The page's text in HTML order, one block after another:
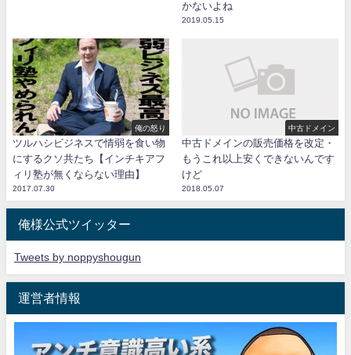
かないよね
2019.05.15
俺の怒り
ツルハシビジネスで情弱を食い物
にするクソ共たち【インチキアフ
ィリ塾が無くならない理由】
2017.07.30
中古ドメイン
中古ドメインの販売価格を改定・
もうこれ以上安くできないんです
けど
2018.05.07
俺様公式ツイッター
Tweets by noppyshougun
運営者情報